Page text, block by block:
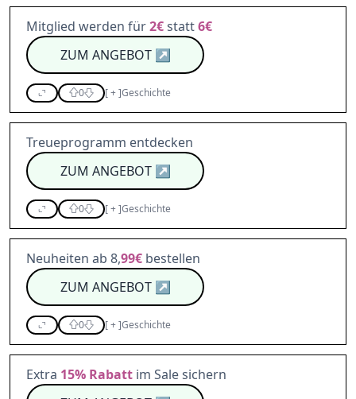
Mitglied werden für2€statt6€
ZUM ANGEBOT↗
0 [+]Geschichte
Treueprogramm entdecken
ZUM ANGEBOT↗
0 [+]Geschichte
Neuheiten ab 8,99€ bestellen
ZUM ANGEBOT↗
0 [+]Geschichte
Extra 15% Rabatt im Sale sichern